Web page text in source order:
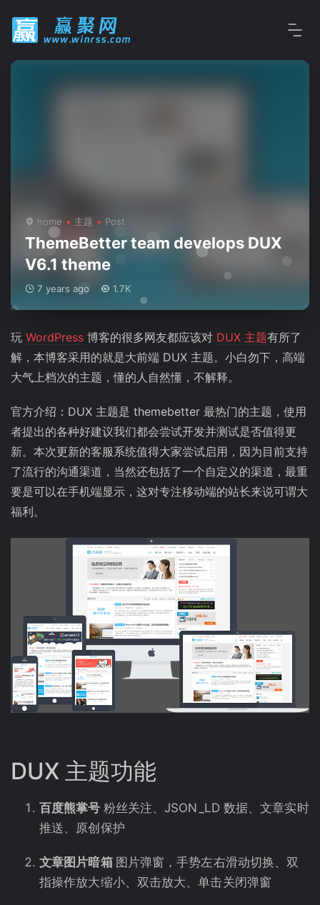
home 主题 Post
ThemeBetter team develops DUX
V6.1 theme
7 years ago 1.7K
玩 WordPress 博客的很多网友都应该对 DUX 主题有所了
解，本博客采用的就是大前端 DUX 主题。小白勿下，高端
大气上档次的主题，懂的人自然懂，不解释。
官方介绍：DUX 主题是 themebetter 最热门的主题，使用
者提出的各种好建议我们都会尝试开发并测试是否值得更
新。本次更新的客服系统值得大家尝试启用，因为目前支持
了流行的沟通渠道，当然还包括了一个自定义的渠道，最重
要是可以在手机端显示，这对专注移动端的站长来说可谓大
福利。
DUX 主题功能
百度熊掌号 粉丝关注、JSON_LD 数据、文章实时
推送、原创保护
文章图片暗箱 图片弹窗，手势左右滑动切换、双
指操作放大缩小、双击放大、单击关闭弹窗